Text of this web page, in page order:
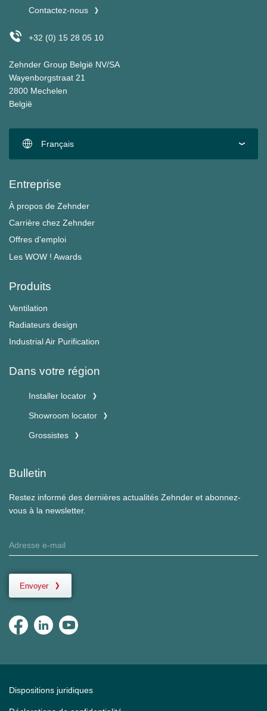
Contactez-nous
+32 (0) 15 28 05 10
Zehnder Group België NV/SA
Wayenborgstraat 21
2800 Mechelen
België
Français
Entreprise
À propos de Zehnder
Carrière chez Zehnder
Offres d'emploi
Les WOW ! Awards
Produits
Ventilation
Radiateurs design
Industrial Air Purification
Dans votre région
Installer locator
Showroom locator
Grossistes
Bulletin
Restez informé des dernières actualités Zehnder et abonnez-
vous à la newsletter.
Envoyer
Dispositions juridiques